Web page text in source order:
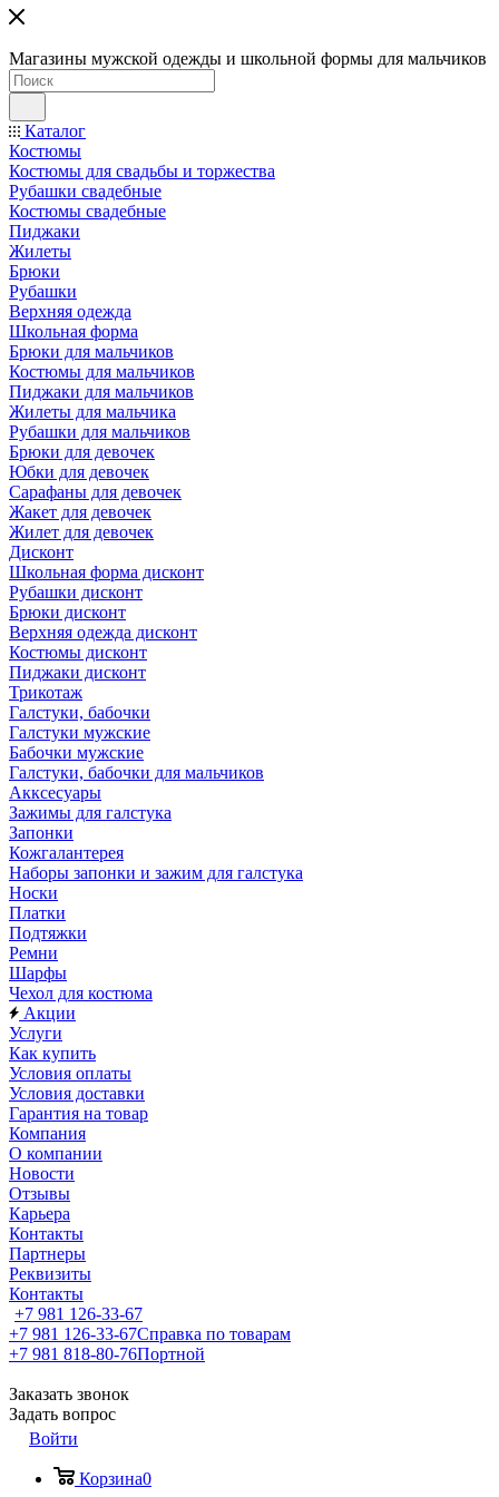
Магазины мужской одежды и школьной формы для мальчиков
Каталог
Костюмы
Костюмы для свадьбы и торжества
Рубашки свадебные
Костюмы свадебные
Пиджаки
Жилеты
Брюки
Рубашки
Верхняя одежда
Школьная форма
Брюки для мальчиков
Костюмы для мальчиков
Пиджаки для мальчиков
Жилеты для мальчика
Рубашки для мальчиков
Брюки для девочек
Юбки для девочек
Сарафаны для девочек
Жакет для девочек
Жилет для девочек
Дисконт
Школьная форма дисконт
Рубашки дисконт
Брюки дисконт
Верхняя одежда дисконт
Костюмы дисконт
Пиджаки дисконт
Трикотаж
Галстуки, бабочки
Галстуки мужские
Бабочки мужские
Галстуки, бабочки для мальчиков
Акксесуары
Зажимы для галстука
Запонки
Кожгалантерея
Наборы запонки и зажим для галстука
Носки
Платки
Подтяжки
Ремни
Шарфы
Чехол для костюма
Акции
Услуги
Как купить
Условия оплаты
Условия доставки
Гарантия на товар
Компания
О компании
Новости
Отзывы
Карьера
Контакты
Партнеры
Реквизиты
Контакты
+7 981 126-33-67
+7 981 126-33-67Справка по товарам
+7 981 818-80-76Портной
Заказать звонок
Задать вопрос
Войти
Корзина0